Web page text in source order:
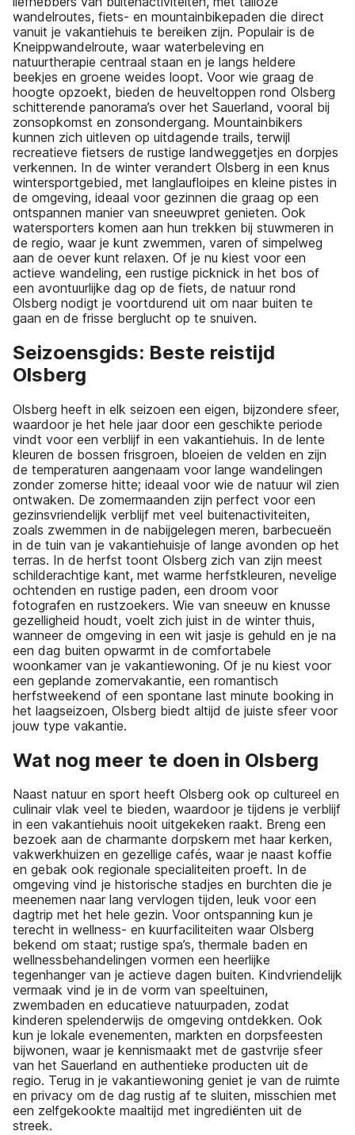
wandelroutes, fiets- en mountainbikepaden die direct
vanuit je vakantiehuis te bereiken zijn. Populair is de
Kneippwandelroute, waar waterbeleving en
natuurtherapie centraal staan en je langs heldere
beekjes en groene weides loopt. Voor wie graag de
hoogte opzoekt, bieden de heuveltoppen rond Olsberg
schitterende panorama’s over het Sauerland, vooral bij
zonsopkomst en zonsondergang. Mountainbikers
kunnen zich uitleven op uitdagende trails, terwijl
recreatieve fietsers de rustige landweggetjes en dorpjes
verkennen. In de winter verandert Olsberg in een knus
wintersportgebied, met langlaufloipes en kleine pistes in
de omgeving, ideaal voor gezinnen die graag op een
ontspannen manier van sneeuwpret genieten. Ook
watersporters komen aan hun trekken bij stuwmeren in
de regio, waar je kunt zwemmen, varen of simpelweg
aan de oever kunt relaxen. Of je nu kiest voor een
actieve wandeling, een rustige picknick in het bos of
een avontuurlijke dag op de fiets, de natuur rond
Olsberg nodigt je voortdurend uit om naar buiten te
gaan en de frisse berglucht op te snuiven.
Seizoensgids: Beste reistijd
Olsberg
Olsberg heeft in elk seizoen een eigen, bijzondere sfeer,
waardoor je het hele jaar door een geschikte periode
vindt voor een verblijf in een vakantiehuis. In de lente
kleuren de bossen frisgroen, bloeien de velden en zijn
de temperaturen aangenaam voor lange wandelingen
zonder zomerse hitte; ideaal voor wie de natuur wil zien
ontwaken. De zomermaanden zijn perfect voor een
gezinsvriendelijk verblijf met veel buitenactiviteiten,
zoals zwemmen in de nabijgelegen meren, barbecueën
in de tuin van je vakantiehuisje of lange avonden op het
terras. In de herfst toont Olsberg zich van zijn meest
schilderachtige kant, met warme herfstkleuren, nevelige
ochtenden en rustige paden, een droom voor
fotografen en rustzoekers. Wie van sneeuw en knusse
gezelligheid houdt, voelt zich juist in de winter thuis,
wanneer de omgeving in een wit jasje is gehuld en je na
een dag buiten opwarmt in de comfortabele
woonkamer van je vakantiewoning. Of je nu kiest voor
een geplande zomervakantie, een romantisch
herfstweekend of een spontane last minute booking in
het laagseizoen, Olsberg biedt altijd de juiste sfeer voor
jouw type vakantie.
Wat nog meer te doen in Olsberg
Naast natuur en sport heeft Olsberg ook op cultureel en
culinair vlak veel te bieden, waardoor je tijdens je verblijf
in een vakantiehuis nooit uitgekeken raakt. Breng een
bezoek aan de charmante dorpskern met haar kerken,
vakwerkhuizen en gezellige cafés, waar je naast koffie
en gebak ook regionale specialiteiten proeft. In de
omgeving vind je historische stadjes en burchten die je
meenemen naar lang vervlogen tijden, leuk voor een
dagtrip met het hele gezin. Voor ontspanning kun je
terecht in wellness- en kuurfaciliteiten waar Olsberg
bekend om staat; rustige spa’s, thermale baden en
wellnessbehandelingen vormen een heerlijke
tegenhanger van je actieve dagen buiten. Kindvriendelijk
vermaak vind je in de vorm van speeltuinen,
zwembaden en educatieve natuurpaden, zodat
kinderen spelenderwijs de omgeving ontdekken. Ook
kun je lokale evenementen, markten en dorpsfeesten
bijwonen, waar je kennismaakt met de gastvrije sfeer
van het Sauerland en authentieke producten uit de
regio. Terug in je vakantiewoning geniet je van de ruimte
en privacy om de dag rustig af te sluiten, misschien met
een zelfgekookte maaltijd met ingrediënten uit de
streek.